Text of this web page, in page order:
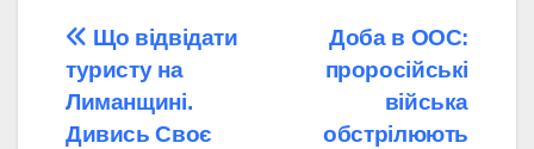
Навігація
записів
Доба в ООС:
проросійські
війська
обстрілюють
Що відвідати
туристу на
Лиманщині.
Дивись Своє